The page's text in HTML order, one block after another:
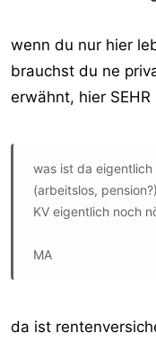
wenn du nur hier
brauchst du ne
erwähnt, hier SEHR
was ist da
(arbeitslos,
KV eigentlich noch
MA
da ist